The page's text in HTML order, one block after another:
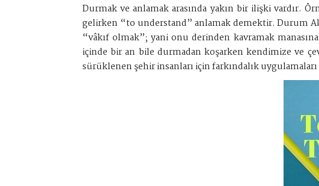
Durmak ve anlamak arasında yakın bir ilişki vardır.
gelirken “to understand” anlamak demektir. Durum
“vâkıf olmak”; yani onu derinden kavramak
içinde bir an bile durmadan koşarken kendimize ve
sürüklenen şehir insanları için farkındalık